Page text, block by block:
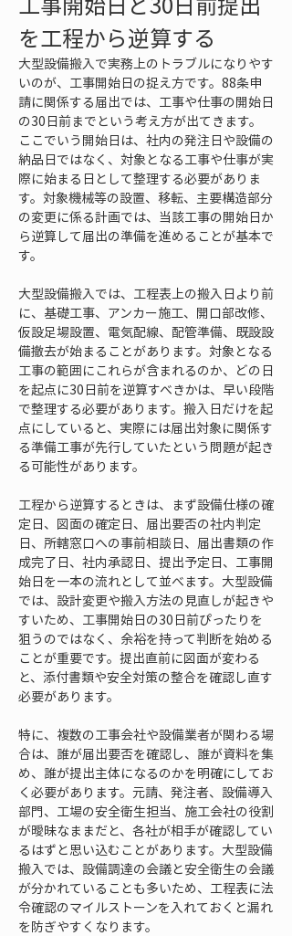
を工程から逆算する
大型設備搬入で実務上のトラブルになりやす
いのが、工事開始日の捉え方です。88条申
請に関係する届出では、工事や仕事の開始日
の30日前までという考え方が出てきます。
ここでいう開始日は、社内の発注日や設備の
納品日ではなく、対象となる工事や仕事が実
際に始まる日として整理する必要がありま
す。対象機械等の設置、移転、主要構造部分
の変更に係る計画では、当該工事の開始日か
ら逆算して届出の準備を進めることが基本で
す。
大型設備搬入では、工程表上の搬入日より前
に、基礎工事、アンカー施工、開口部改修、
仮設足場設置、電気配線、配管準備、既設設
備撤去が始まることがあります。対象となる
工事の範囲にこれらが含まれるのか、どの日
を起点に30日前を逆算すべきかは、早い段階
で整理する必要があります。搬入日だけを起
点にしていると、実際には届出対象に関係す
る準備工事が先行していたという問題が起き
る可能性があります。
工程から逆算するときは、まず設備仕様の確
定日、図面の確定日、届出要否の社内判定
日、所轄窓口への事前相談日、届出書類の作
成完了日、社内承認日、提出予定日、工事開
始日を一本の流れとして並べます。大型設備
では、設計変更や搬入方法の見直しが起きや
すいため、工事開始日の30日前ぴったりを
狙うのではなく、余裕を持って判断を始める
ことが重要です。提出直前に図面が変わる
と、添付書類や安全対策の整合を確認し直す
必要があります。
特に、複数の工事会社や設備業者が関わる場
合は、誰が届出要否を確認し、誰が資料を集
め、誰が提出主体になるのかを明確にしてお
く必要があります。元請、発注者、設備導入
部門、工場の安全衛生担当、施工会社の役割
が曖昧なままだと、各社が相手が確認してい
るはずと思い込むことがあります。大型設備
搬入では、設備調達の会議と安全衛生の会議
が分かれていることも多いため、工程表に法
令確認のマイルストーンを入れておくと漏れ
を防ぎやすくなります。